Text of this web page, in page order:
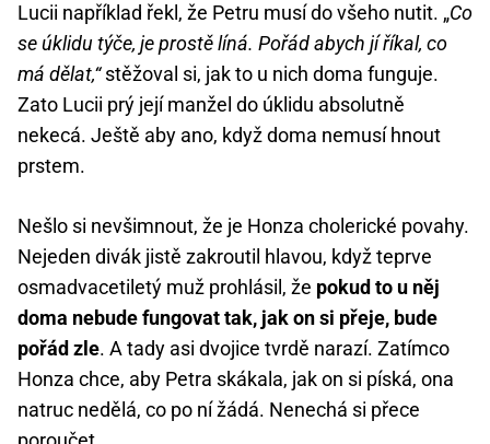
Lucii například řekl, že Petru musí do všeho nutit. „Co
se úklidu týče, je prostě líná. Pořád abych jí říkal, co
má dělat,“stěžoval si, jak to u nich doma funguje.
Zato Lucii prý její manžel do úklidu absolutně
nekecá. Ještě aby ano, když doma nemusí hnout
prstem.
Nešlo si nevšimnout, že je Honza cholerické povahy.
Nejeden divák jistě zakroutil hlavou, když teprve
osmadvacetiletý muž prohlásil, že pokud to u něj
doma nebude fungovat tak, jak on si přeje, bude
pořád zle. A tady asi dvojice tvrdě narazí. Zatímco
Honza chce, aby Petra skákala, jak on si píská, ona
natruc nedělá, co po ní žádá. Nenechá si přece